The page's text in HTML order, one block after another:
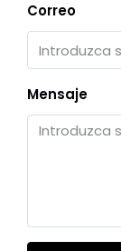
Correo
Mensaje